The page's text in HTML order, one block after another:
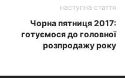
наступна стаття
Чорна пятниця 2017:
готуємося до головної
розпродажу року